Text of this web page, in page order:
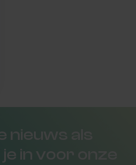
als
in voor onze